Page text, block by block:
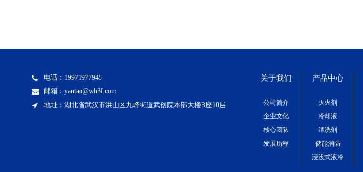
电话：19971977945
邮箱：yantao@wh3f.com
地址：湖北省武汉市洪山区九峰街道武创院本部大楼B座10层
关于我们
公司简介
企业文化
核心团队
发展历程
产品中心
灭火剂
冷却液
清洗剂
储能消防
浸没式液冷